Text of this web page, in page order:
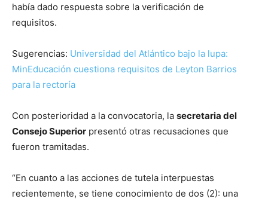
había dado respuesta sobre la verificación de
requisitos.
Sugerencias: Universidad del Atlántico bajo la lupa:
MinEducación cuestiona requisitos de Leyton Barrios
para la rectoría
⁠Con posterioridad a la convocatoria, la secretaria del
Consejo Superior presentó otras recusaciones que
fueron tramitadas.
“En cuanto a las acciones de tutela interpuestas
recientemente, se tiene conocimiento de dos (2): una